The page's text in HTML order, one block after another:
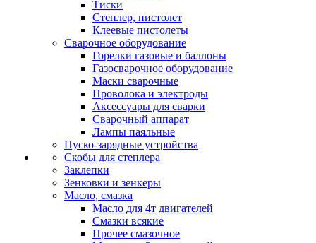
Тиски
Степлер, пистолет
Клеевые пистолеты
Сварочное оборудование
Горелки газовые и баллоны
Газосварочное оборудование
Маски сварочные
Проволока и электроды
Аксессуары для сварки
Сварочный аппарат
Лампы паяльные
Пуско-зарядные устройства
Скобы для степлера
Заклепки
Зенковки и зенкеры
Масло, смазка
Масло для 4т двигателей
Смазки всякие
Прочее смазочное